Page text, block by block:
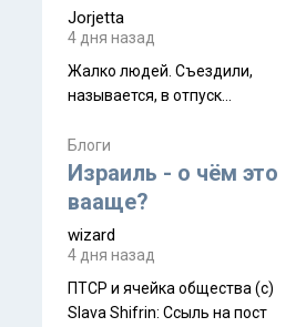
Jorjetta
4 дня назад
Жалко людей. Съездили,
называется, в отпуск...
Блоги
Израиль - о чём это
вааще?
wizard
4 дня назад
ПТСР и ячейка общества (с)
Slava Shifrin: Ссыль на пост